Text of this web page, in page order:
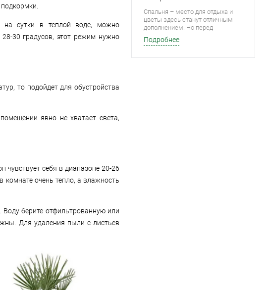
на сутки в теплой воде, можно
30 градусов, этот режим нужно
то подойдет для обустройства
явно не хватает света,
себя в диапазоне 20-26
комнате очень тепло, а влажность
берите отфильтрованную или
Для удаления пыли с листьев
Спальня – место для отдыха и
цветы здесь станут отличным
дополнением. Но перед
оформлением комнаты нужно
уметь правильно выбирать
комфортны такие условия.
Подробнее